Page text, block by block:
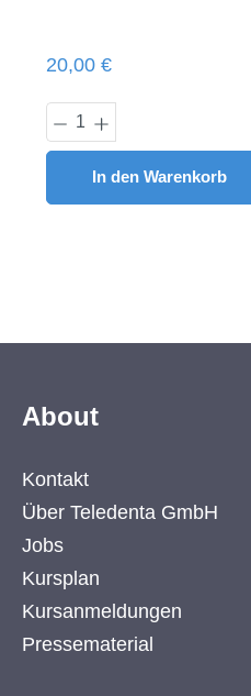
Regulärer Preis:
20,00 €
Produkt Anzahl:
In den Warenkorb
About
Kontakt
Über Teledenta GmbH
Jobs
Kursplan
Kursanmeldungen
Pressematerial